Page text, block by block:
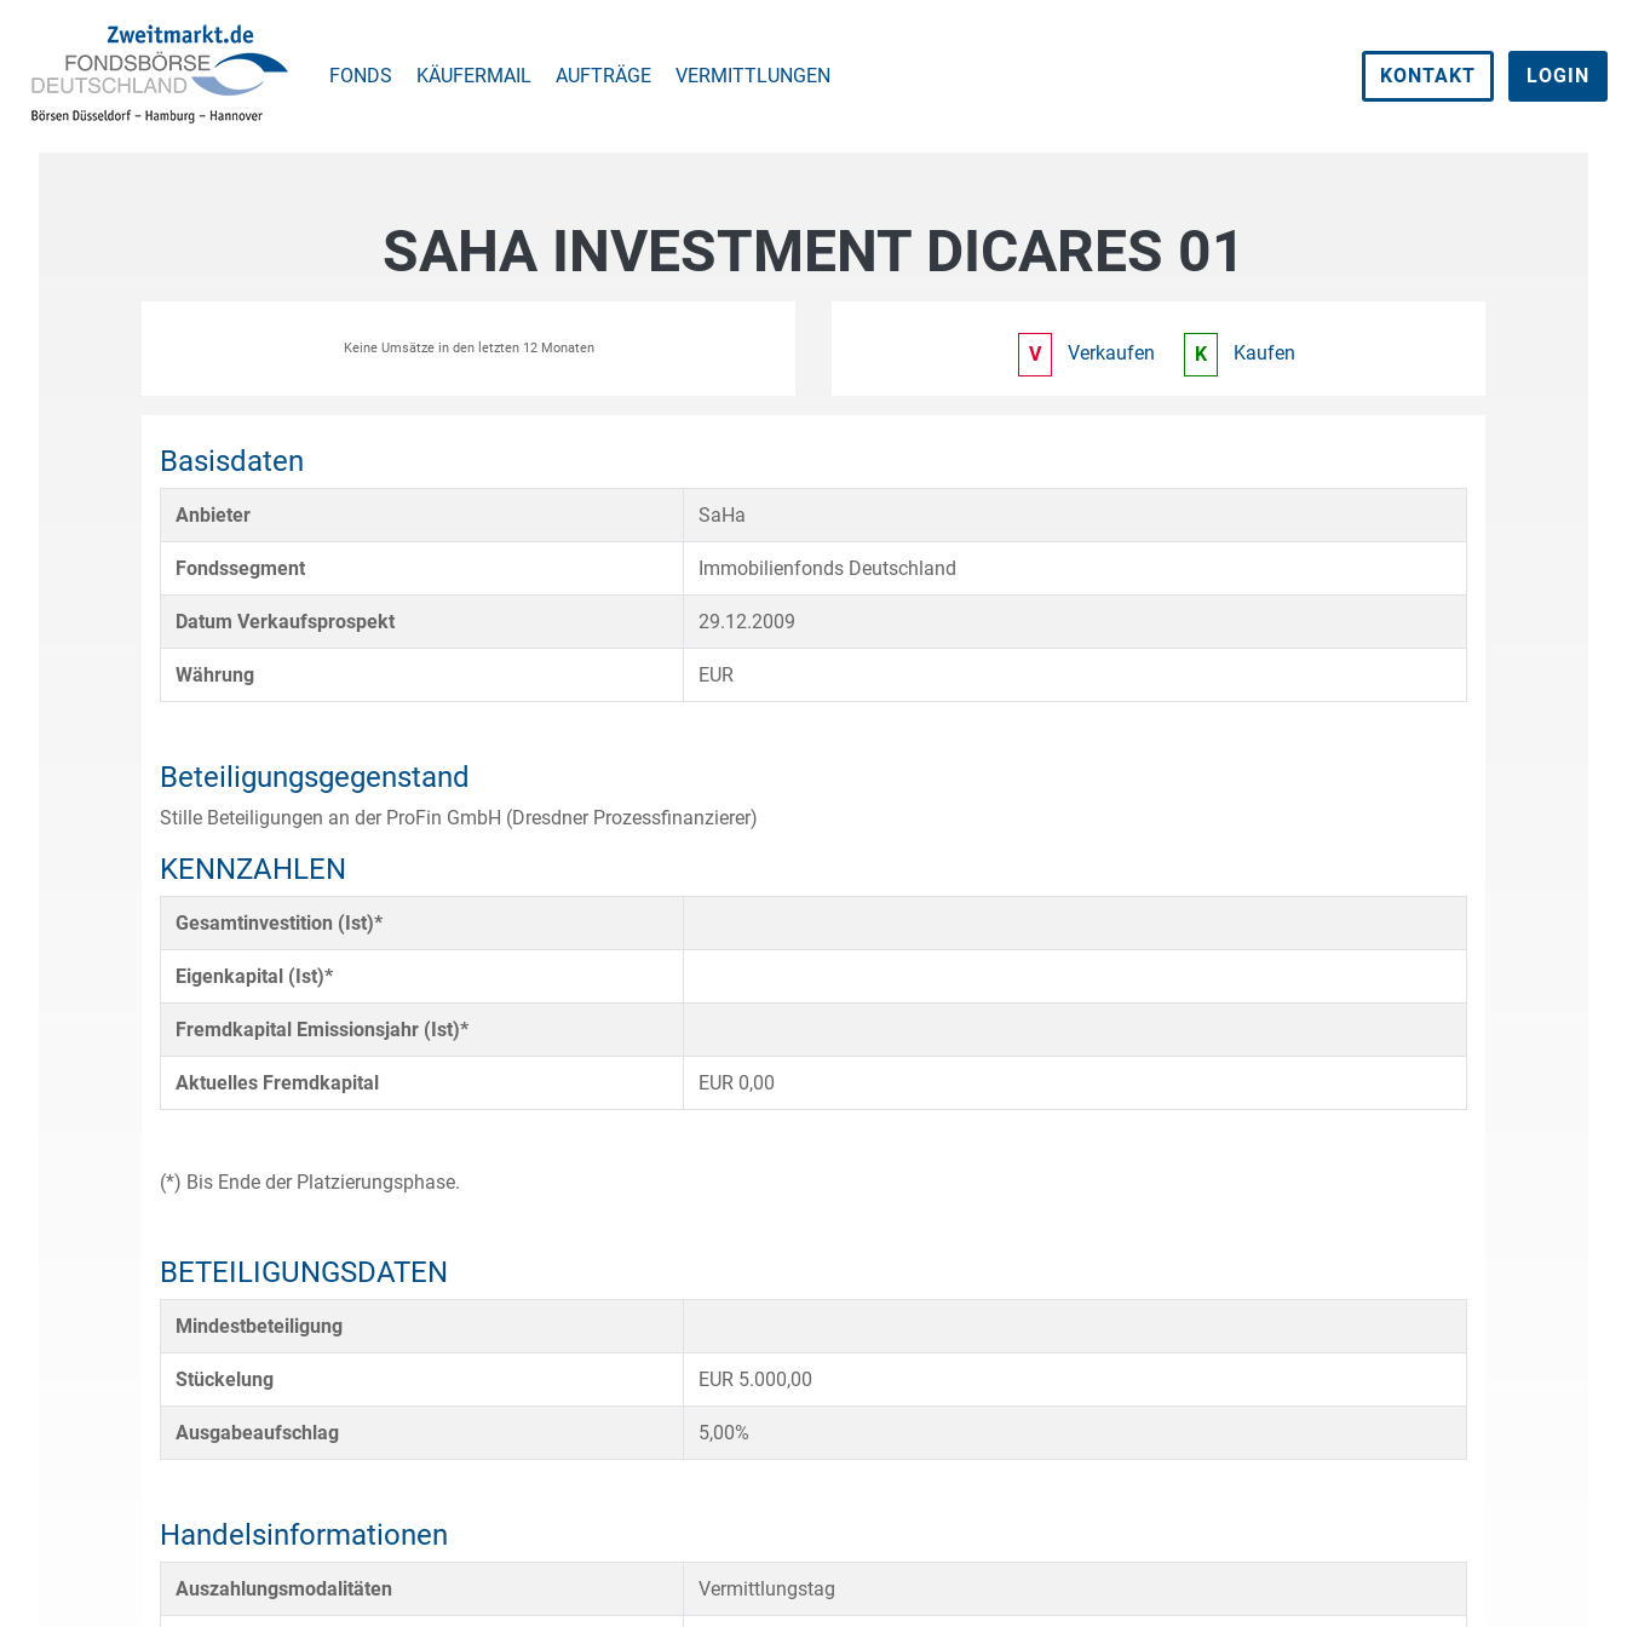
FONDS KÄUFERMAIL AUFTRÄGE VERMITTLUNGEN KONTAKT LOGIN
SAHA INVESTMENT DICARES 01
Keine Umsätze in den letzten 12 Monaten V Verkaufen K Kaufen
Basisdaten
Anbieter SaHa
Fondssegment Immobilienfonds Deutschland
Datum Verkaufsprospekt 29.12.2009
Währung EUR
Beteiligungsgegenstand
Stille Beteiligungen an der ProFin GmbH (Dresdner Prozessfinanzierer)
KENNZAHLEN
Gesamtinvestition (Ist)*
Eigenkapital (Ist)*
Fremdkapital Emissionsjahr (Ist)*
Aktuelles Fremdkapital EUR 0,00
(*) Bis Ende der Platzierungsphase.
BETEILIGUNGSDATEN
Mindestbeteiligung
Stückelung EUR 5.000,00
Ausgabeaufschlag 5,00%
Handelsinformationen
Auszahlungsmodalitäten Vermittlungstag